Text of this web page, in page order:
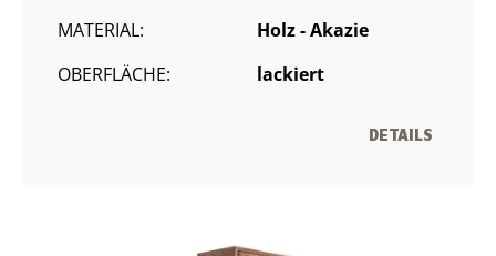
MATERIAL:
Holz - Akazie
OBERFLÄCHE:
lackiert
DETAILS